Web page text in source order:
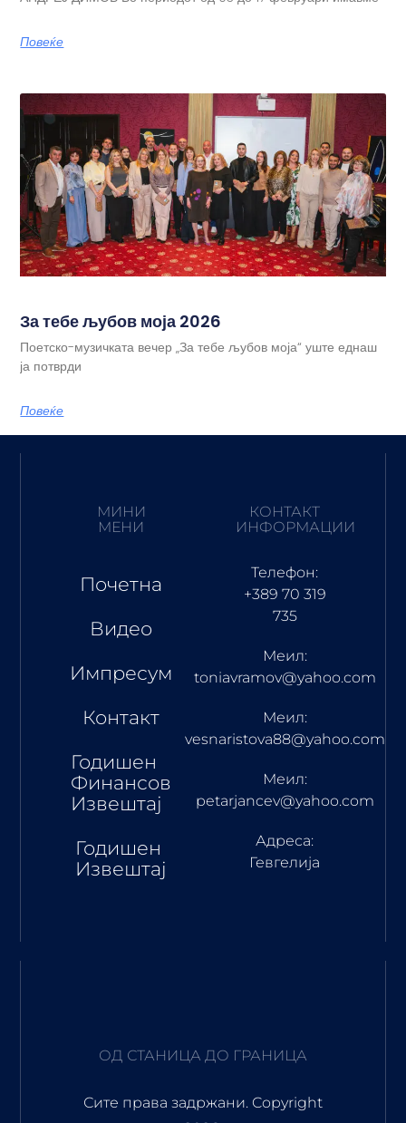
Повеќе
За тебе љубов моја 2026
Поетско-музичката вечер „За тебе љубов моја“ уште еднаш
ја потврди
Повеќе
МИНИ
МЕНИ
Почетна
Видео
Импресум
Контакт
Годишен
Финансов
Извештај
Годишен
Извештај
КОНТАКТ
ИНФОРМАЦИИ
Телефон:
+389 70 319
735
Меил:
toniavramov@yahoo.com
Меил:
vesnaristova88@yahoo.com
Меил:
petarjancev@yahoo.com
Адреса:
Гевгелија
ОД СТАНИЦА ДО ГРАНИЦА
Сите права задржани. Copyright